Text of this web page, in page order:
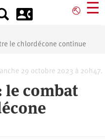
⎋ ☰
le chlordécone continue
29 octobre 2023 à 20h47.
le combat